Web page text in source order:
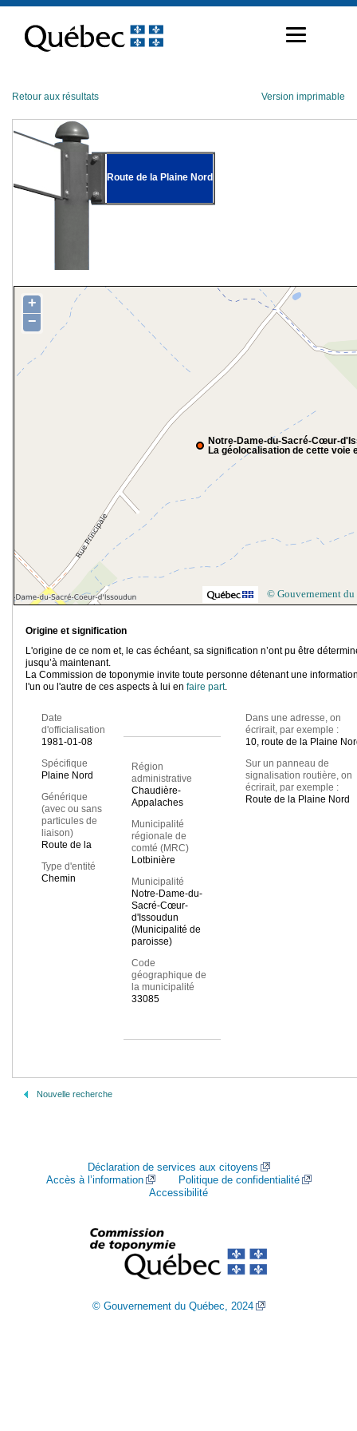
contenu
Retour aux résultats Version imprimable
Route de la Plaine Nord
Notre-Dame-du-Sacré-Cœur-
La géolocalisation de cette voie
+
−
© Gouvernement du
Origine et signification
L'origine de ce nom et, le cas échéant, sa signification n’ont pu être
jusqu’à maintenant.
La Commission de toponymie invite toute personne détenant une
l'un ou l'autre de ces aspects à lui en faire part.
Date
d'officialisation
1981-01-08
Spécifique
Plaine Nord
Générique
(avec ou sans
particules de
liaison)
Route de la
Type d'entité
Chemin
Région
administrative
Chaudière-
Appalaches
Municipalité
régionale de
comté (MRC)
Lotbinière
Municipalité
Notre-Dame-du-
Sacré-Cœur-
d'Issoudun
(Municipalité de
paroisse)
Code
géographique de
la municipalité
33085
Dans une adresse, on
écrirait, par exemple :
10, route de la Plaine
Sur un panneau de
signalisation routière, on
écrirait, par exemple :
Route de la Plaine Nord
Nouvelle recherche
Déclaration de services aux citoyens
Accès à l’information
Politique de confidentialité
Accessibilité
© Gouvernement du Québec, 2024